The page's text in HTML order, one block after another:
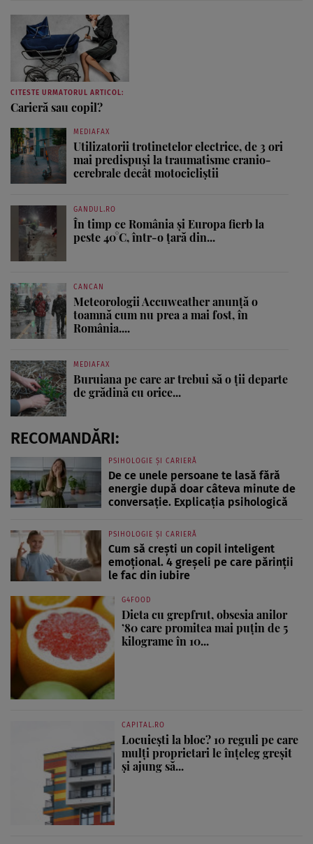
CITESTE URMATORUL ARTICOL:
Carieră sau copil?
MEDIAFAX
Utilizatorii trotinetelor electrice, de 3 ori
mai predispuși la traumatisme cranio-
cerebrale decât motocicliștii
GANDUL.RO
În timp ce România și Europa fierb la
peste 40°C, într-o țară din...
CANCAN
Meteorologii Accuweather anunță o
toamnă cum nu prea a mai fost, în
România....
MEDIAFAX
Buruiana pe care ar trebui să o ții departe
de grădină cu orice...
RECOMANDĂRI:
PSIHOLOGIE ȘI CARIERĂ
De ce unele persoane te lasă fără
energie după doar câteva minute de
conversație. Explicația psihologică
PSIHOLOGIE ȘI CARIERĂ
Cum să crești un copil inteligent
emoțional. 4 greșeli pe care părinții
le fac din iubire
G4FOOD
Dieta cu grepfrut, obsesia anilor
’80 care promitea mai puțin de 5
kilograme în 10...
CAPITAL.RO
Locuiești la bloc? 10 reguli pe care
mulți proprietari le înțeleg greșit
și ajung să...